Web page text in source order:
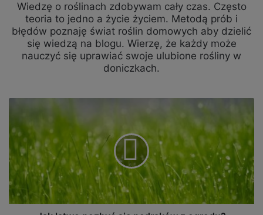
Wiedzę o roślinach zdobywam cały czas. Często
teoria to jedno a życie życiem. Metodą prób i
błędów poznaję świat roślin domowych aby dzielić
się wiedzą na blogu. Wierzę, że każdy może
nauczyć się uprawiać swoje ulubione rośliny w
doniczkach.
łatwo
pozbyć
się
pędraków
z
ogrodu?